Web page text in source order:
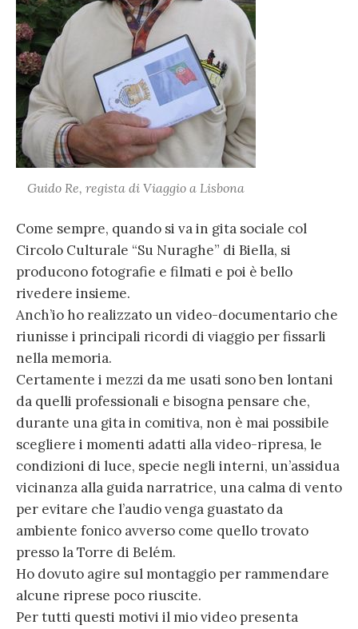
Guido Re, regista di Viaggio a Lisbona
Come sempre, quando si va in gita sociale col
Circolo Culturale “Su Nuraghe” di Biella, si
producono fotografie e filmati e poi è bello
rivedere insieme.
Anch’io ho realizzato un video-documentario che
riunisse i principali ricordi di viaggio per fissarli
nella memoria.
Certamente i mezzi da me usati sono ben lontani
da quelli professionali e bisogna pensare che,
durante una gita in comitiva, non è mai possibile
scegliere i momenti adatti alla video-ripresa, le
condizioni di luce, specie negli interni, un’assidua
vicinanza alla guida narratrice, una calma di vento
per evitare che l’audio venga guastato da
ambiente fonico avverso come quello trovato
presso la Torre di Belém.
Ho dovuto agire sul montaggio per rammendare
alcune riprese poco riuscite.
Per tutti questi motivi il mio video presenta